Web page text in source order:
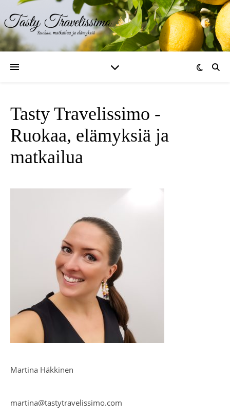
Tasty Travelissimo -
Ruokaa, elämyksiä ja
matkailua
Martina Häkkinen
martina@tastytravelissimo.com